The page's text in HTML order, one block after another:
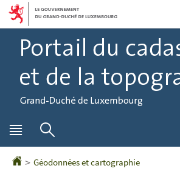
Aller
navigation
Aller
Menu
Accueil
Géodonnées et cartographie